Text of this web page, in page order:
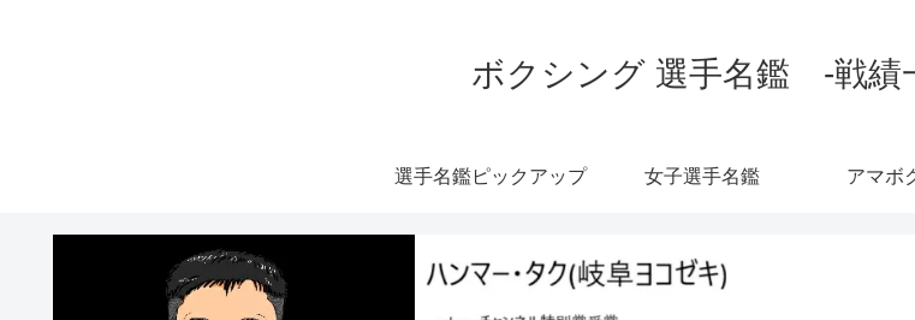
ボクシング 選手名鑑 -戦績
選手名鑑ピックアップ 女子選手名鑑 アマボ